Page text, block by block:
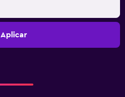
Aplicar